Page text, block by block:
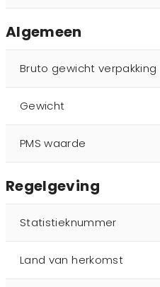
Algemeen
Bruto gewicht verpakking
Gewicht
PMS waarde
Regelgeving
Statistieknummer
Land van herkomst